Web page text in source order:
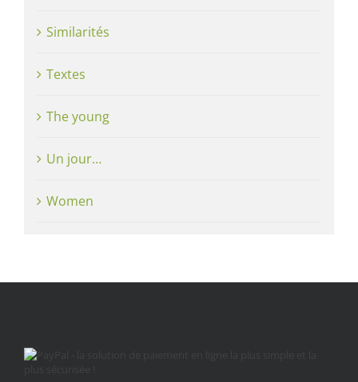
Similarités
Textes
The young
Un jour…
Women